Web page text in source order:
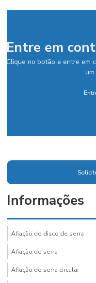
Entre em
Clique no botão e entre em
Informações
Afiação de disco de serra
Afiação de serra
Afiação de serra circular